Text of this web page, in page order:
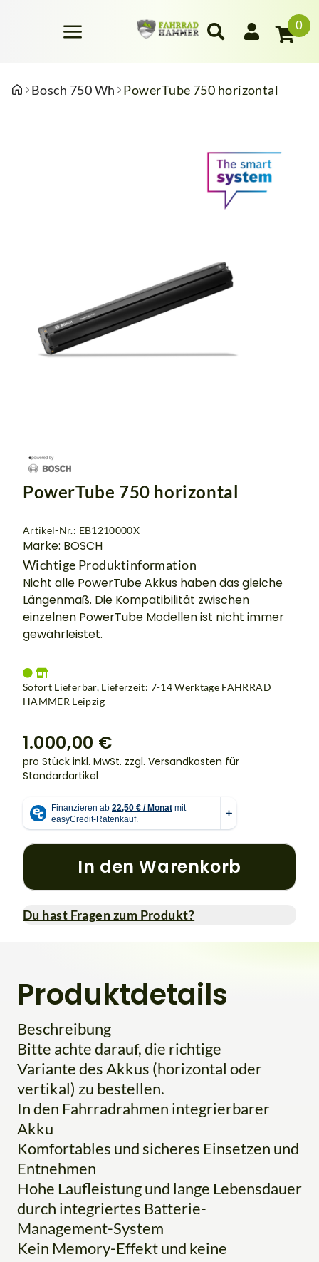
0
Bosch 750 Wh PowerTube 750 horizontal
PowerTube 750 horizontal
Artikel-Nr.: EB1210000X
Marke: BOSCH
Wichtige Produktinformation
Nicht alle PowerTube Akkus haben das gleiche
Längenmaß. Die Kompatibilität zwischen
einzelnen PowerTube Modellen ist nicht immer
gewährleistet.
Sofort Lieferbar, Lieferzeit: 7-14 Werktage FAHRRAD
HAMMER Leipzig
1.000,00 €
pro Stück inkl. MwSt. zzgl. Versandkosten für
Standardartikel
In den Warenkorb
Du hast Fragen zum Produkt?
Produktdetails
Beschreibung
Bitte achte darauf, die richtige
Variante des Akkus (horizontal oder
vertikal) zu bestellen.
In den Fahrradrahmen integrierbarer
Akku
Komfortables und sicheres Einsetzen und
Entnehmen
Hohe Laufleistung und lange Lebensdauer
durch integriertes Batterie-
Management-System
Kein Memory-Effekt und keine